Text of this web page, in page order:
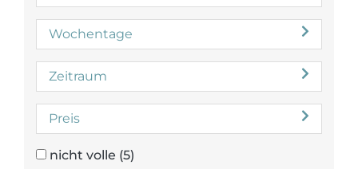
Wochentage
Zeitraum
Preis
nicht volle (5)